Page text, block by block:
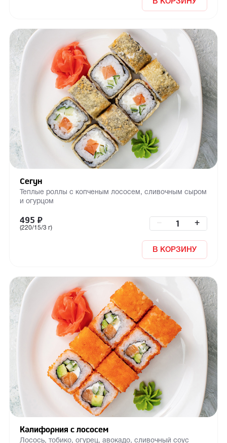
В КОРЗИНУ
Сегун
Теплые роллы с копченым лососем, сливочным сыром
и огурцом
495 ₽
(220/15/3 г)
+
В КОРЗИНУ
Калифорния с лососем
Лосось, тобико, огурец, авокадо, сливочный соус